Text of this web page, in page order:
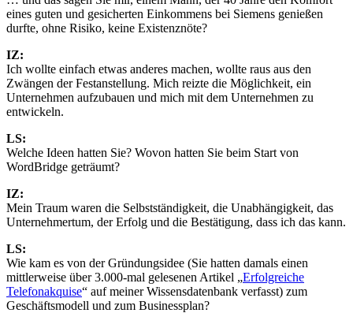
eines guten und gesicherten Einkommens bei Siemens genießen
durfte, ohne Risiko, keine Existenznöte?
IZ:
Ich wollte einfach etwas anderes machen, wollte raus aus den
Zwängen der Festanstellung. Mich reizte die Möglichkeit, ein
Unternehmen aufzubauen und mich mit dem Unternehmen zu
entwickeln.
LS:
Welche Ideen hatten Sie? Wovon hatten Sie beim Start von
WordBridge geträumt?
IZ:
Mein Traum waren die Selbstständigkeit, die Unabhängigkeit, das
Unternehmertum, der Erfolg und die Bestätigung, dass ich das kann.
LS:
Wie kam es von der Gründungsidee (Sie hatten damals einen
mittlerweise über 3.000-mal gelesenen Artikel „Erfolgreiche
Telefonakquise“ auf meiner Wissensdatenbank verfasst) zum
Geschäftsmodell und zum Businessplan?